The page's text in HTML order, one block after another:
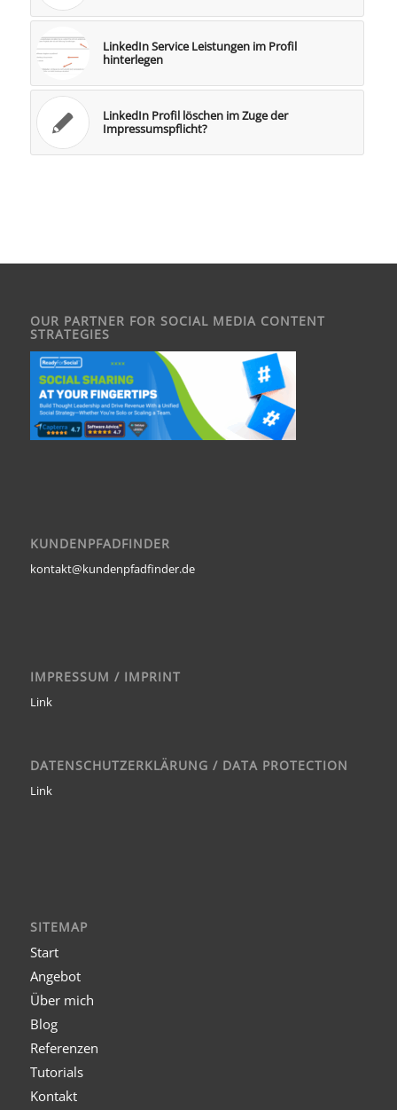
LinkedIn Service Leistungen im Profil
hinterlegen
LinkedIn Profil löschen im Zuge der
Impressumspflicht?
OUR PARTNER FOR SOCIAL MEDIA CONTENT
STRATEGIES
KUNDENPFADFINDER
kontakt@kundenpfadfinder.de
IMPRESSUM / IMPRINT
Link
DATENSCHUTZERKLÄRUNG / DATA PROTECTION
Link
SITEMAP
Start
Angebot
Über mich
Blog
Referenzen
Tutorials
Kontakt